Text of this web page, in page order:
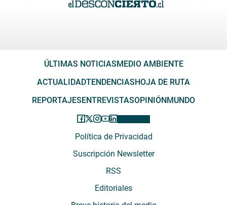
ÚLTIMAS NOTICIASMEDIO AMBIENTE
ACTUALIDADTENDENCIASHOJA DE RUTA
REPORTAJESENTREVISTASOPINIÓNMUNDO
Política de Privacidad
Suscripción Newsletter
RSS
Editoriales